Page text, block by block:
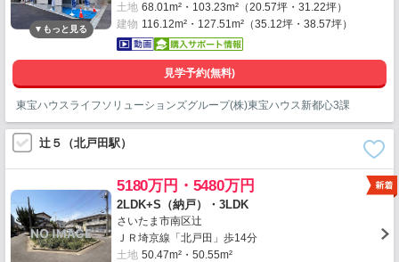
土地 68.01m²・103.23m²（20.57坪・31.22坪）
建物 116.12m²・127.51m²（35.12坪・38.57坪）
見学予約(無料)
東宝ハウスライフソリューションズグループ(株)東宝ハウス新都心3課
辻５（北戸田駅）
5180万円・5480万円
2LDK+S（納戸）・3LDK
さいたま市南区辻
ＪＲ埼京線「北戸田」歩14分
土地 50.47m²・50.55m²